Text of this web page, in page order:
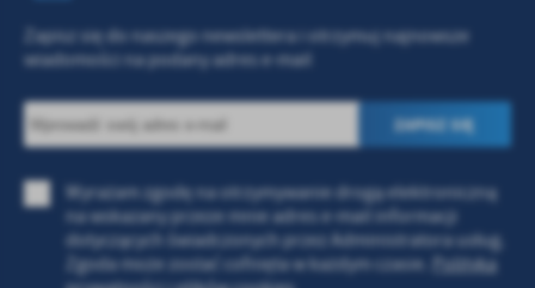
Zapisz się do naszego newslettera i otrzymuj najnowsze
wiadomości na podany adres e-mail
Wyrażam zgodę na otrzymywanie drogą elektroniczną
na wskazany przeze mnie adres e-mail informacji
dotyczących świadczonych przez Administratora usług.
Zgoda może zostać cofnięta w każdym czasie.
Polityka